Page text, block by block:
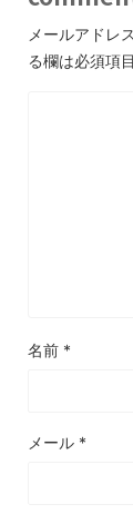
メールアドレ
る欄は必須項
名前 *
メール *